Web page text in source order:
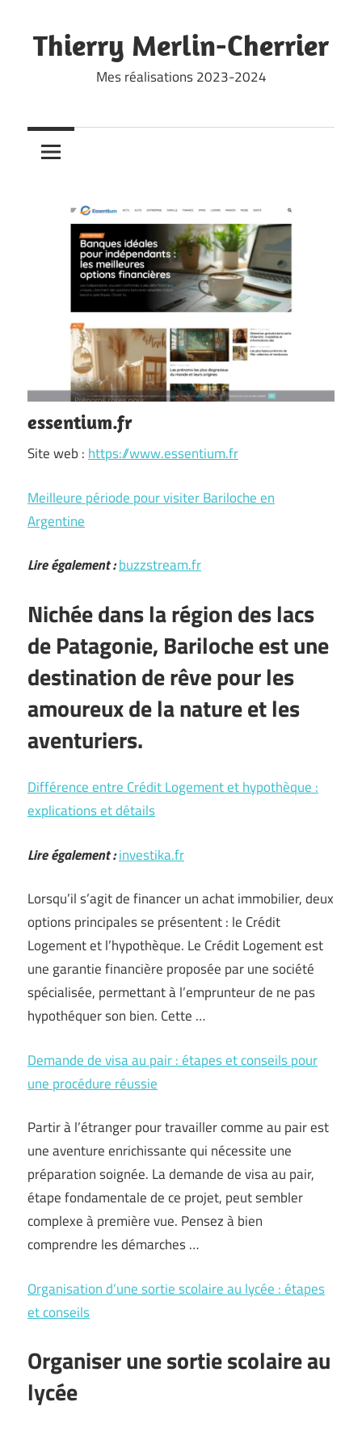
to
content
Thierry Merlin-Cherrier
Mes réalisations 2023-2024
essentium.fr
Site web : https://www.essentium.fr
Meilleure période pour visiter Bariloche en
Argentine
Lire également :buzzstream.fr
Nichée dans la région des lacs
de Patagonie, Bariloche est une
destination de rêve pour les
amoureux de la nature et les
aventuriers.
Différence entre Crédit Logement et hypothèque :
explications et détails
Lire également :investika.fr
Lorsqu’il s’agit de financer un achat immobilier, deux
options principales se présentent : le Crédit
Logement et l’hypothèque. Le Crédit Logement est
une garantie financière proposée par une société
spécialisée, permettant à l’emprunteur de ne pas
hypothéquer son bien. Cette …
Demande de visa au pair : étapes et conseils pour
une procédure réussie
Partir à l’étranger pour travailler comme au pair est
une aventure enrichissante qui nécessite une
préparation soignée. La demande de visa au pair,
étape fondamentale de ce projet, peut sembler
complexe à première vue. Pensez à bien
comprendre les démarches …
Organisation d’une sortie scolaire au lycée : étapes
et conseils
Organiser une sortie scolaire au
lycée